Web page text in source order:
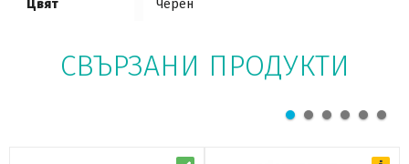
Цвят Черен
СВЪРЗАНИ ПРОДУКТИ